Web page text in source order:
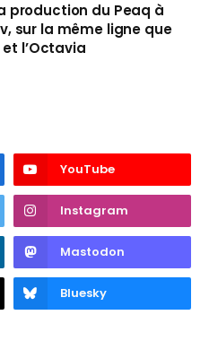
production du Peaq à
sur la même ligne que
et l’Octavia
YouTube
Instagram
Mastodon
Bluesky